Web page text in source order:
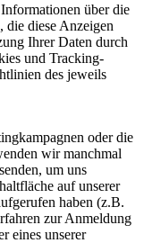
über die
die diese Anzeigen
Ihrer Daten durch
und Tracking-
des jeweils
oder die
wir manchmal
um uns
auf unserer
haben (z.B.
zur Anmeldung
eines unserer